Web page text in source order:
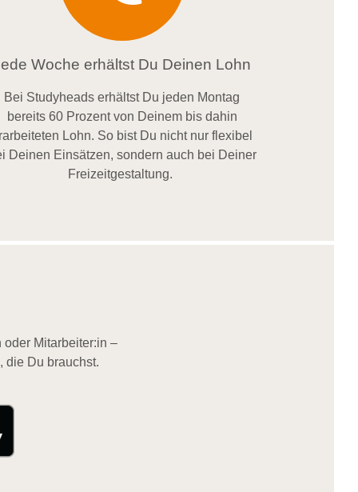
Woche erhältst Du Deinen Lohn
Bei Studyheads erhältst Du jeden Montag
bereits 60 Prozent von Deinem bis dahin
Lohn. So bist Du nicht nur flexibel
Deinen Einsätzen, sondern auch bei Deiner
Freizeitgestaltung.
Mitarbeiter:in –
die Du brauchst.